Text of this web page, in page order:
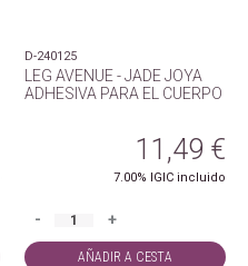
D-240125
LEG AVENUE - JADE JOYA
ADHESIVA PARA EL CUERPO
11,49 €
7.00% IGIC incluido
- +
AÑADIR A CESTA